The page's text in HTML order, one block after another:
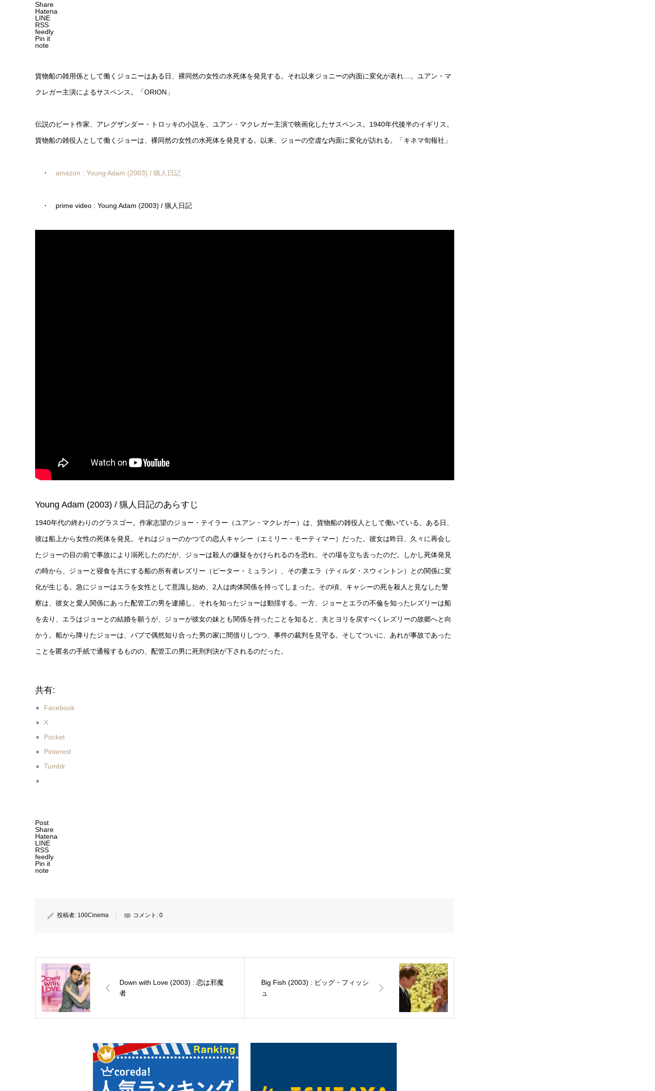
Share
Hatena
LINE
RSS
feedly
Pin it
note
貨物船の雑用係として働くジョニーはある日、裸同然の女性の水死体を発見する。それ以来ジョニーの内面に変化が表れ…。ユアン・マ
クレガー主演によるサスペンス。「ORION」
伝説のビート作家、アレグザンダー・トロッキの小説を、ユアン・マクレガー主演で映画化したサスペンス。1940年代後半のイギリス。
貨物船の雑役人として働くジョーは、裸同然の女性の水死体を発見する。以来、ジョーの空虚な内面に変化が訪れる。「キネマ旬報社」
・ amazon : Young Adam (2003) / 猟人日記
・ prime video : Young Adam (2003) / 猟人日記
Young Adam (2003) / 猟人日記のあらすじ
1940年代の終わりのグラスゴー。作家志望のジョー・テイラー（ユアン・マクレガー）は、貨物船の雑役人として働いている。ある日、
彼は船上から女性の死体を発見。それはジョーのかつての恋人キャシー（エミリー・モーティマー）だった。彼女は昨日、久々に再会し
たジョーの目の前で事故により溺死したのだが、ジョーは殺人の嫌疑をかけられるのを恐れ、その場を立ち去ったのだ。しかし死体発見
の時から、ジョーと寝食を共にする船の所有者レズリー（ピーター・ミュラン）、その妻エラ（ティルダ・スウィントン）との関係に変
化が生じる。急にジョーはエラを女性として意識し始め、2人は肉体関係を持ってしまった。その頃、キャシーの死を殺人と見なした警
察は、彼女と愛人関係にあった配管工の男を逮捕し、それを知ったジョーは動揺する。一方、ジョーとエラの不倫を知ったレズリーは船
を去り、エラはジョーとの結婚を願うが、ジョーが彼女の妹とも関係を持ったことを知ると、夫とヨリを戻すべくレズリーの故郷へと向
かう。船から降りたジョーは、パブで偶然知り合った男の家に間借りしつつ、事件の裁判を見守る。そしてついに、あれが事故であった
ことを匿名の手紙で通報するものの、配管工の男に死刑判決が下されるのだった。
共有:
Facebook
X
Pocket
Pinterest
Tumblr
Post
Share
Hatena
LINE
RSS
feedly
Pin it
note
投稿者: 100Cinema コメント: 0
Down with Love (2003) : 恋は邪魔
者
Big Fish (2003) : ビッグ・フィッシ
ュ